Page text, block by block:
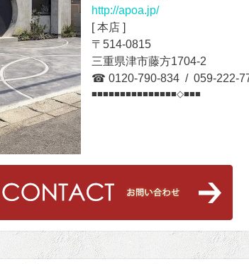
http://apoa.jp/
[ 本店 ]
〒514-0815
三重県津市藤方1704-2
☎ 0120-790-834 / 059-222-
■■■■■■■■■■■■■■■◇■■■